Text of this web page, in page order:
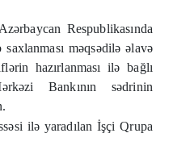
Respublikasında
məqsədilə əlavə
hazırlanması ilə bağlı
Bankının sədrinin
ilə yaradılan İşçi Qrupa